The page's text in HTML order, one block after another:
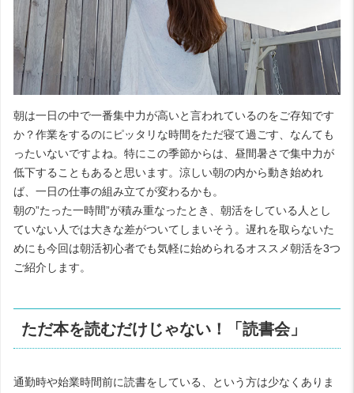
朝は一日の中で一番集中力が高いと言われているのをご存知です
か？作業をするのにピッタリな時間をただ寝て過ごす、なんても
ったいないですよね。特にこの季節からは、昼間暑さで集中力が
低下することもあると思います。涼しい朝の内から動き始めれ
ば、一日の仕事の組み立てが変わるかも。
朝の”たった一時間”が積み重なったとき、朝活をしている人とし
ていない人では大きな差がついてしまいそう。遅れを取らないた
めにも今回は朝活初心者でも気軽に始められるオススメ朝活を3つ
ご紹介します。
ただ本を読むだけじゃない！「読書会」
通勤時や始業時間前に読書をしている、という方は少なくありま